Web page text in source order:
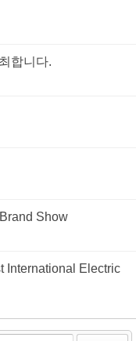
합니다.
Show
International Electric